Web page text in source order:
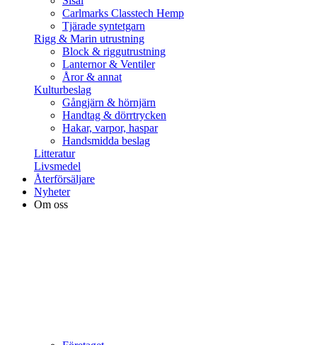
Carlmarks Classtech Hemp
Tjärade syntetgarn
Rigg & Marin utrustning
Block & riggutrustning
Lanternor & Ventiler
Åror & annat
Kulturbeslag
Gångjärn & hörnjärn
Handtag & dörrtrycken
Hakar, varpor, haspar
Handsmidda beslag
Litteratur
Livsmedel
Återförsäljare
Nyheter
Om oss